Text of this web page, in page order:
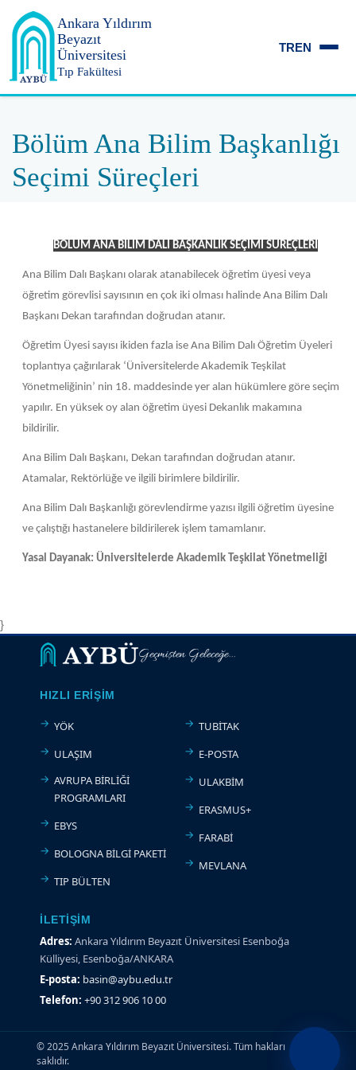
Ankara Yıldırım
Beyazıt
Üniversitesi
Tıp Fakültesi
TREN
Bölüm Ana Bilim Başkanlığı
Seçimi Süreçleri
BÖLÜM ANA BİLİM DALI BAŞKANLIK SEÇİMİ SÜREÇLERİ
Ana Bilim Dalı Başkanı olarak atanabilecek öğretim üyesi veya
öğretim görevlisi sayısının en çok iki olması halinde Ana Bilim Dalı
Başkanı Dekan tarafından doğrudan atanır.
Öğretim Üyesi sayısı ikiden fazla ise Ana Bilim Dalı Öğretim Üyeleri
toplantıya çağırılarak ‘Üniversitelerde Akademik Teşkilat
Yönetmeliğinin’ nin 18. maddesinde yer alan hükümlere göre seçim
yapılır. En yüksek oy alan öğretim üyesi Dekanlık makamına
bildirilir.
Ana Bilim Dalı Başkanı, Dekan tarafından doğrudan atanır.
Atamalar, Rektörlüğe ve ilgili birimlere bildirilir.
Ana Bilim Dalı Başkanlığı görevlendirme yazısı ilgili öğretim üyesine
ve çalıştığı hastanelere bildirilerek işlem tamamlanır.
Yasal Dayanak: Üniversitelerde Akademik Teşkilat Yönetmeliği
}
Geçmişten Geleceğe...
HIZLI ERIŞIM
YÖK
ULAŞIM
AVRUPA BİRLİĞİ
PROGRAMLARI
EBYS
BOLOGNA BİLGİ PAKETİ
TIP BÜLTEN
TUBİTAK
E-POSTA
ULAKBİM
ERASMUS+
FARABİ
MEVLANA
İLETIŞIM
Adres: Ankara Yıldırım Beyazıt Üniversitesi Esenboğa
Külliyesi, Esenboğa/ANKARA
E-posta: basin@aybu.edu.tr
Telefon: +90 312 906 10 00
© 2025 Ankara Yıldırım Beyazıt Üniversitesi. Tüm hakları
saklıdır.